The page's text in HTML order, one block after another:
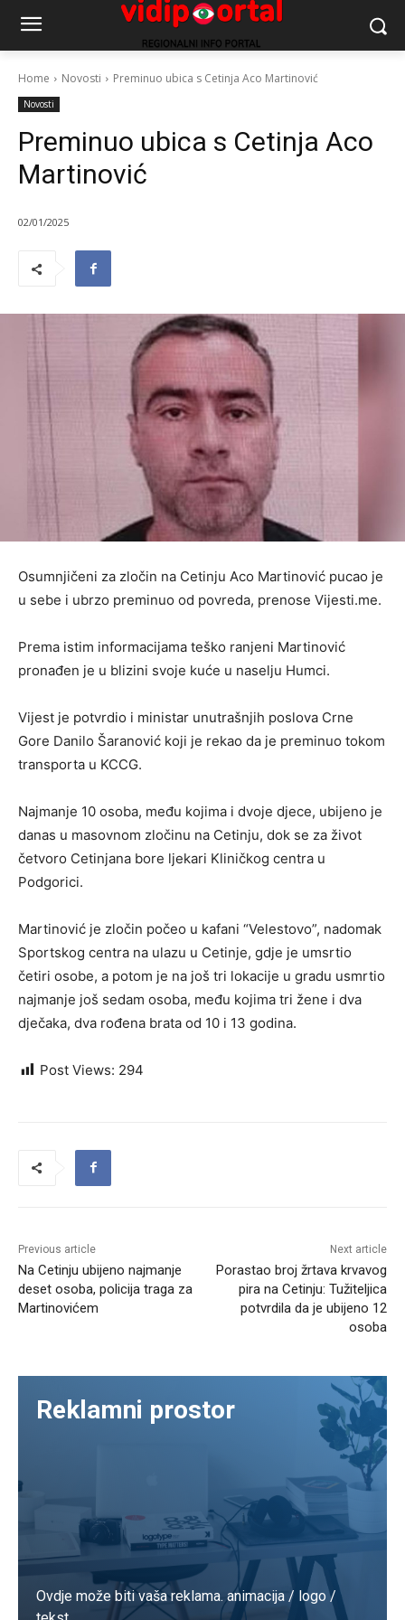
Home Novosti Preminuo ubica s Cetinja Aco Martinović
Novosti
Preminuo ubica s Cetinja Aco
Martinović
02/01/2025
Osumnjičeni za zločin na Cetinju Aco Martinović pucao je
u sebe i ubrzo preminuo od povreda, prenose Vijesti.me.
Prema istim informacijama teško ranjeni Martinović
pronađen je u blizini svoje kuće u naselju Humci.
Vijest je potvrdio i ministar unutrašnjih poslova Crne
Gore Danilo Šaranović koji je rekao da je preminuo tokom
transporta u KCCG.
Najmanje 10 osoba, među kojima i dvoje djece, ubijeno je
danas u masovnom zločinu na Cetinju, dok se za život
četvoro Cetinjana bore ljekari Kliničkog centra u
Podgorici.
Martinović je zločin počeo u kafani “Velestovo”, nadomak
Sportskog centra na ulazu u Cetinje, gdje je umsrtio
četiri osobe, a potom je na još tri lokacije u gradu usmrtio
najmanje još sedam osoba, među kojima tri žene i dva
dječaka, dva rođena brata od 10 i 13 godina.
Post Views: 294
Previous article
Na Cetinju ubijeno najmanje
deset osoba, policija traga za
Martinovićem
Next article
Porastao broj žrtava krvavog
pira na Cetinju: Tužiteljica
potvrdila da je ubijeno 12
osoba
Reklamni prostor
Ovdje može biti vaša reklama. animacija / logo /